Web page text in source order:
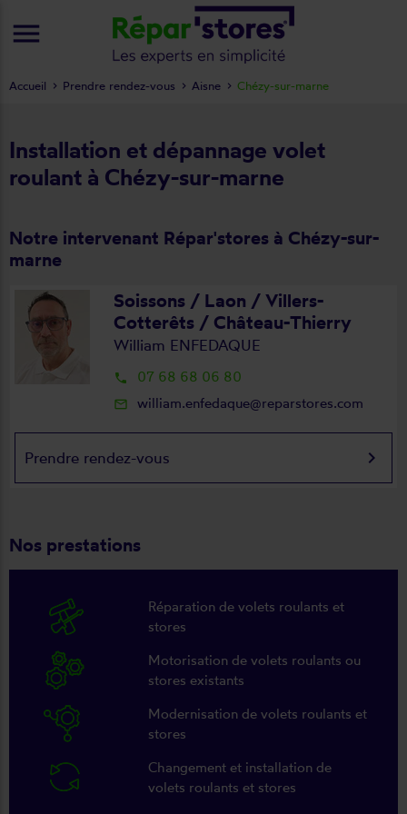
Installation et dépannage volet
roulant à Chézy-sur-marne
Notre intervenant Répar'stores à Chézy-sur-
marne
Soissons / Laon / Villers-
Cotterêts / Château-Thierry
William ENFEDAQUE
local_phone 07 68 68 06 80
mail_outline william.enfedaque@reparstores.com
Prendre rendez-vous keyboard_arrow_right
Nos prestations
Réparation de volets roulants et
stores
Motorisation de volets roulants ou
stores existants
Modernisation de volets roulants et
stores
Changement et installation de
volets roulants et stores
Accueil Prendre rendez-vous Aisne Chézy-sur-marne
menu